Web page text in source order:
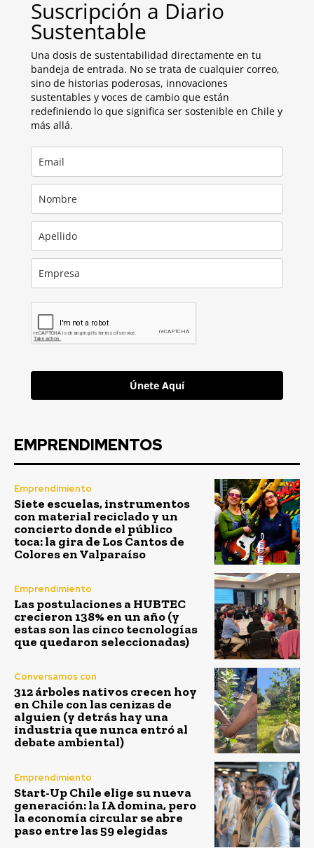
Suscripción a Diario
Sustentable
Una dosis de sustentabilidad directamente en tu
bandeja de entrada. No se trata de cualquier correo,
sino de historias poderosas, innovaciones
sustentables y voces de cambio que están
redefiniendo lo que significa ser sostenible en Chile y
más allá.
Únete Aquí
EMPRENDIMENTOS
Emprendimiento
Siete escuelas, instrumentos
con material reciclado y un
concierto donde el público
toca: la gira de Los Cantos de
Colores en Valparaíso
Emprendimiento
Las postulaciones a HUBTEC
crecieron 138% en un año (y
estas son las cinco tecnologías
que quedaron seleccionadas)
Conversamos con
312 árboles nativos crecen hoy
en Chile con las cenizas de
alguien (y detrás hay una
industria que nunca entró al
debate ambiental)
Emprendimiento
Start-Up Chile elige su nueva
generación: la IA domina, pero
la economía circular se abre
paso entre las 59 elegidas